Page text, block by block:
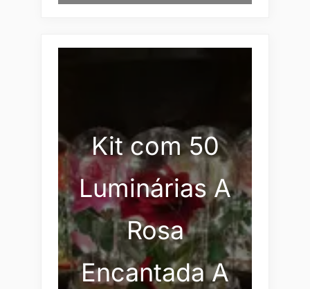
Kit com 50
Luminárias A
Rosa
Encantada A